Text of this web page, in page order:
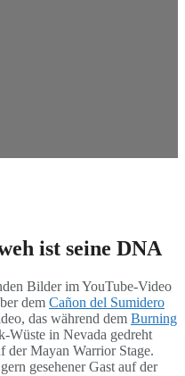
ist seine DNA
Bilder im YouTube-Video
dem Cañon del Sumidero
das während dem Burning
Wüste in Nevada gedreht
der Mayan Warrior Stage.
gesehener Gast auf der